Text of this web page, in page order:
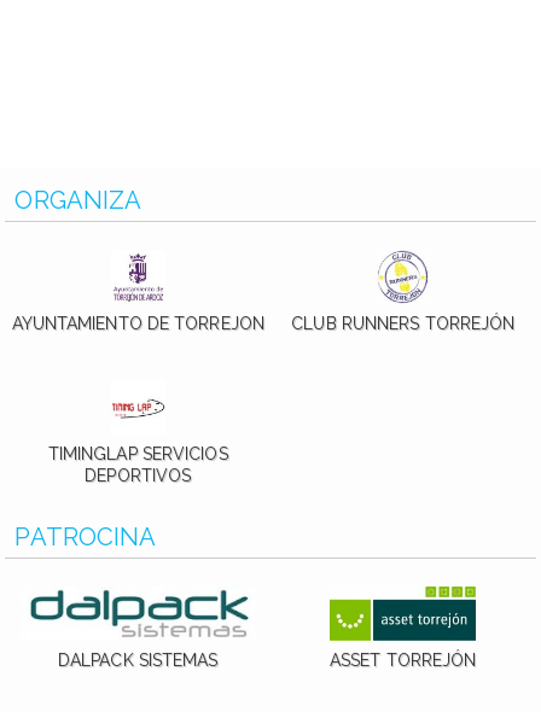
ORGANIZA
AYUNTAMIENTO DE TORREJON CLUB RUNNERS TORREJÓN
TIMINGLAP SERVICIOS
DEPORTIVOS
PATROCINA
DALPACK SISTEMAS ASSET TORREJÓN